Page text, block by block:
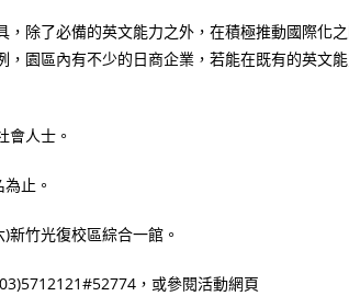
除了必備的英文能力之外，在積極推動國際化
園區內有不少的日商企業，若能在既有的英文
會人士。
止。
竹光復校區綜合一館。
，或參閱活動網頁